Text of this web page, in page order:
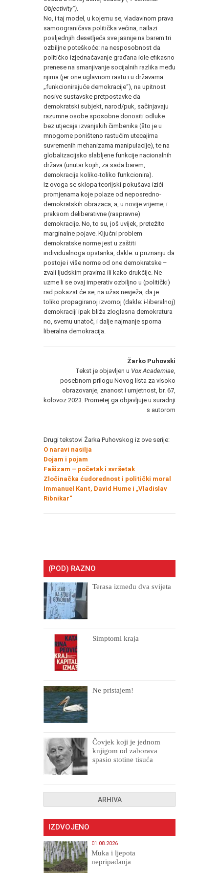
Objectivity“)
No, i taj model, u kojemu se, vladavinom prava
samoograničava politička većina, nailazi
posljednjih desetljeća sve jasnije na barem tri
ozbiljne poteškoće: na nesposobnost da
političko izjednačavanje građana iole efikasno
prenese na smanjivanje socijalnih razlika među
njima (jer one uglavnom rastu i u državama
„funkcionirajuće demokracije“), na upitnost
nosive sustavske pretpostavke da
demokratski subjekt, narod/puk, sačinjavaju
razumne osobe sposobne donositi odluke
bez utjecaja izvanjskih čimbenika (što je u
mnogome poništeno rastućim utecajima
suvremenih mehanizama manipulacije), te na
globalizacijsko slabljene funkcije nacionalnih
država (unutar kojih, za sada barem,
demokracija koliko-toliko funkcionira).
Iz ovoga se sklopa teorijski pokušava izići
promjenama koje polaze od neposredno-
demokratskih obrazaca, a, u novije vrijeme, i
praksom deliberativne (raspravne)
demokracije. No, to su, još uvijek, pretežito
marginalne pojave. Ključni problem
demokratske norme jest u zaštiti
individualnoga opstanka, dakle: u priznanju da
postoje i više norme od one demokratske –
zvali ljudskim pravima ili kako drukčije. Ne
uzme li se ovaj imperativ ozbiljno u (politički)
rad pokazat će se, na užas nevježa, da je
toliko propagiranoj izvornoj (dakle: i-liberalnoj)
demokraciji ipak bliža zloglasna demokratura
no, svemu unatoč, i dalje najmanje sporna
liberalna demokracija.
Žarko Puhovski
Tekst je objavljen u Vox Academiae
posebnom prilogu Novog lista za visoko
obrazovanje, znanost i umjetnost, br. 67,
kolovoz 2023. Prometej ga objavljuje u suradnji
s autorom
Drugi tekstovi Žarka Puhovskog iz ove serije:
O naravi nasilja
Dojam i pojam
Fašizam – početak i svršetak
Zločinačka ćudorednost i politički moral
Immanuel Kant, David Hume i „Vladislav
Ribnikar“
(POD) RAZNO
Terasa između dva svijeta
Simptomi kraja
Ne pristajem!
Čovjek koji je jednom
knjigom od zaborava
spasio stotine tisuća
ARHIVA
IZDVOJENO
01.08.2026
Muka i ljepota
nepripadanja